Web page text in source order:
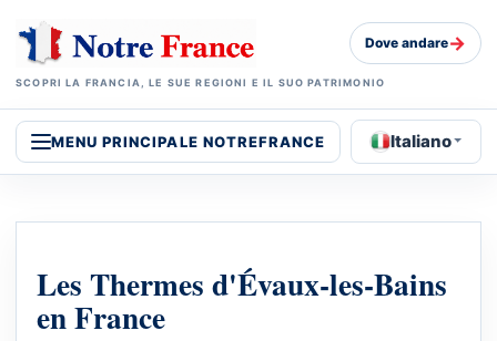
SCOPRI LA FRANCIA, LE SUE REGIONI E IL SUO PATRIMONIO
Dove andare→
MENU PRINCIPALE NOTREFRANCE Italiano
Les Thermes d'Évaux-les-Bains
en France